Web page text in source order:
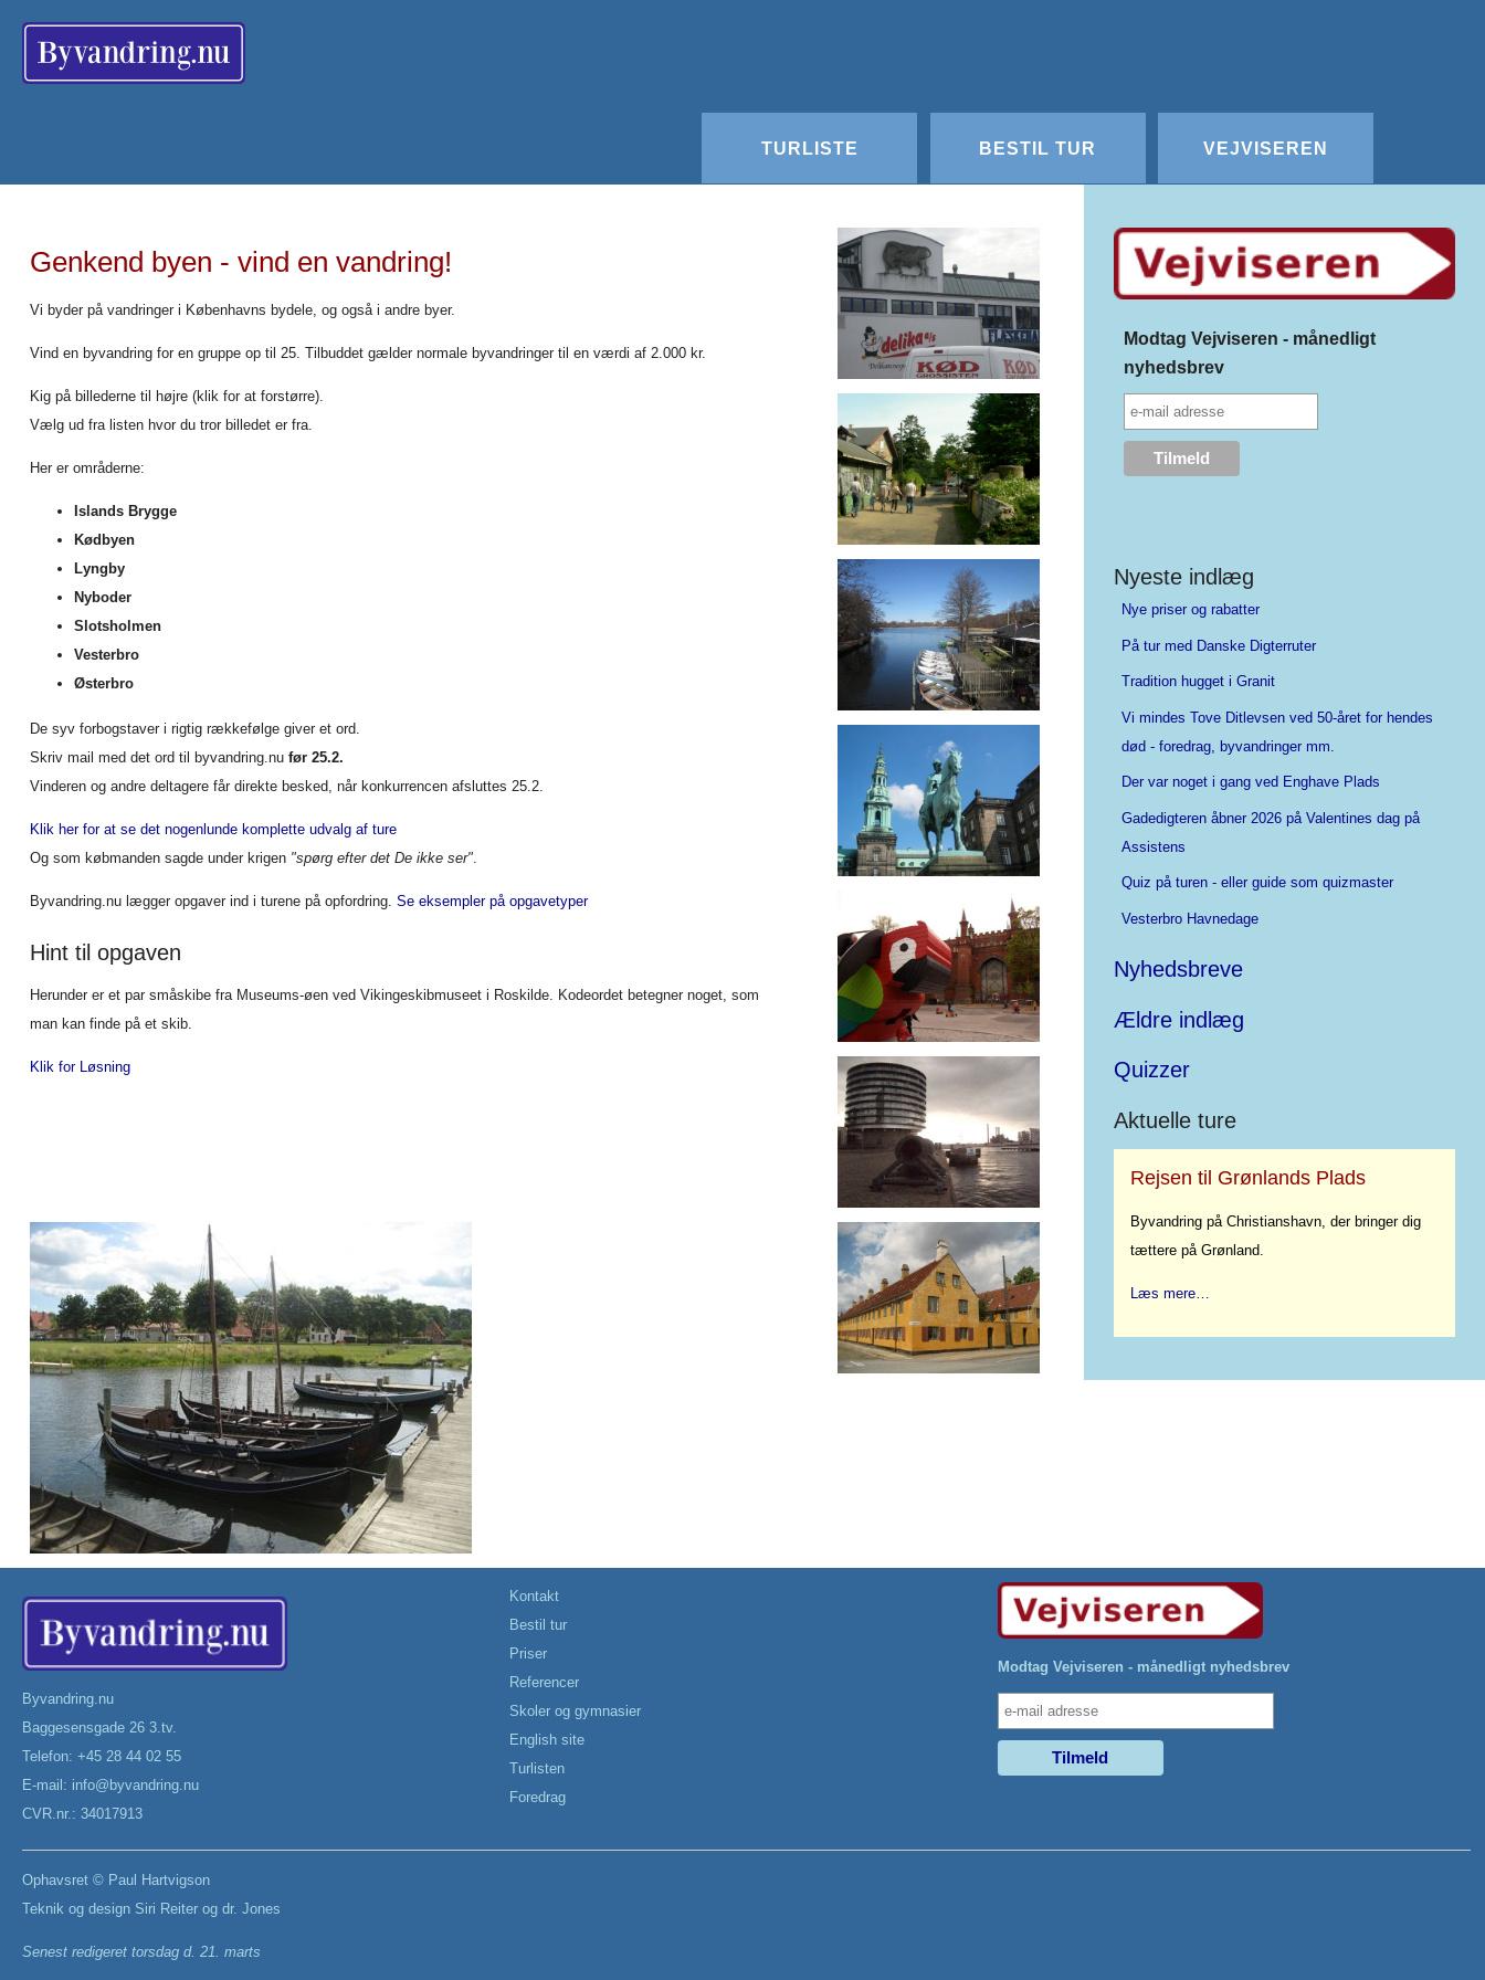
TURLISTE BESTIL TUR VEJVISEREN
Genkend byen - vind en vandring!
Vi byder på vandringer i Københavns bydele, og også i andre byer.
Vind en byvandring for en gruppe op til 25. Tilbuddet gælder normale byvandringer til en værdi af 2.000 kr.
Kig på billederne til højre (klik for at forstørre).
Vælg ud fra listen hvor du tror billedet er fra.
Her er områderne:
Islands Brygge
Kødbyen
Lyngby
Nyboder
Slotsholmen
Vesterbro
Østerbro
De syv forbogstaver i rigtig rækkefølge giver et ord.
Skriv mail med det ord til byvandring.nu før 25.2.
Vinderen og andre deltagere får direkte besked, når konkurrencen afsluttes 25.2.
Klik her for at se det nogenlunde komplette udvalg af ture
Og som købmanden sagde under krigen "spørg efter det De ikke ser".
Byvandring.nu lægger opgaver ind i turene på opfordring. Se eksempler på opgavetyper
Hint til opgaven
Herunder er et par småskibe fra Museums-øen ved Vikingeskibmuseet i Roskilde. Kodeordet betegner noget, som
man kan finde på et skib.
Klik for Løsning
Modtag Vejviseren - månedligt
nyhedsbrev
Nyeste indlæg
Nye priser og rabatter
På tur med Danske Digterruter
Tradition hugget i Granit
Vi mindes Tove Ditlevsen ved 50-året for hendes
død - foredrag, byvandringer mm.
Der var noget i gang ved Enghave Plads
Gadedigteren åbner 2026 på Valentines dag på
Assistens
Quiz på turen - eller guide som quizmaster
Vesterbro Havnedage
Nyhedsbreve
Ældre indlæg
Quizzer
Aktuelle ture
Rejsen til Grønlands Plads
Byvandring på Christianshavn, der bringer dig
tættere på Grønland.
Læs mere…
Byvandring.nu
Baggesensgade 26 3.tv.
Telefon: +45 28 44 02 55
E-mail: info@byvandring.nu
CVR.nr.: 34017913
Kontakt
Bestil tur
Priser
Referencer
Skoler og gymnasier
English site
Turlisten
Foredrag
Modtag Vejviseren - månedligt nyhedsbrev
Ophavsret © Paul Hartvigson
Teknik og design Siri Reiter og dr. Jones
Senest redigeret torsdag d. 21. marts